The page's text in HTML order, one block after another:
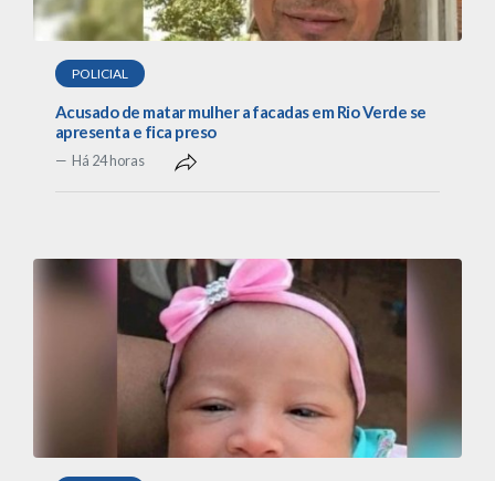
POLICIAL
Acusado de matar mulher a facadas em Rio Verde se
apresenta e fica preso
Há 24 horas